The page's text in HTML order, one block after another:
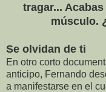
tragar...
músculo.
Se olvidan de ti
En otro corto
anticipo, Fernando
a manifestarse en el